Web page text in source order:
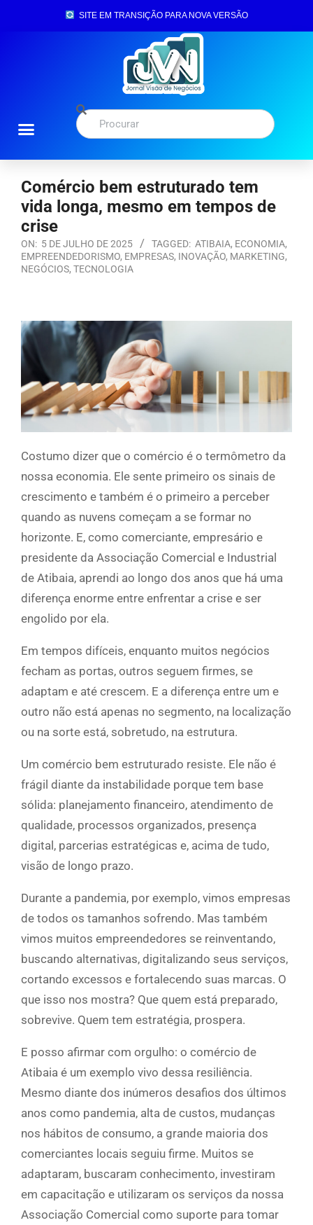
SITE EM TRANSIÇÃO PARA NOVA VERSÃO
Comércio bem estruturado tem
vida longa, mesmo em tempos de
crise
ON: 5 DE JULHO DE 2025 TAGGED: ATIBAIA, ECONOMIA,
EMPREENDEDORISMO, EMPRESAS, INOVAÇÃO, MARKETING,
NEGÓCIOS, TECNOLOGIA
Costumo dizer que o comércio é o termômetro da
nossa economia. Ele sente primeiro os sinais de
crescimento e também é o primeiro a perceber
quando as nuvens começam a se formar no
horizonte. E, como comerciante, empresário e
presidente da Associação Comercial e Industrial
de Atibaia, aprendi ao longo dos anos que há uma
diferença enorme entre enfrentar a crise e ser
engolido por ela.
Em tempos difíceis, enquanto muitos negócios
fecham as portas, outros seguem firmes, se
adaptam e até crescem. E a diferença entre um e
outro não está apenas no segmento, na localização
ou na sorte está, sobretudo, na estrutura.
Um comércio bem estruturado resiste. Ele não é
frágil diante da instabilidade porque tem base
sólida: planejamento financeiro, atendimento de
qualidade, processos organizados, presença
digital, parcerias estratégicas e, acima de tudo,
visão de longo prazo.
Durante a pandemia, por exemplo, vimos empresas
de todos os tamanhos sofrendo. Mas também
vimos muitos empreendedores se reinventando,
buscando alternativas, digitalizando seus serviços,
cortando excessos e fortalecendo suas marcas. O
que isso nos mostra? Que quem está preparado,
sobrevive. Quem tem estratégia, prospera.
E posso afirmar com orgulho: o comércio de
Atibaia é um exemplo vivo dessa resiliência.
Mesmo diante dos inúmeros desafios dos últimos
anos como pandemia, alta de custos, mudanças
nos hábitos de consumo, a grande maioria dos
comerciantes locais seguiu firme. Muitos se
adaptaram, buscaram conhecimento, investiram
em capacitação e utilizaram os serviços da nossa
Associação Comercial como suporte para tomar